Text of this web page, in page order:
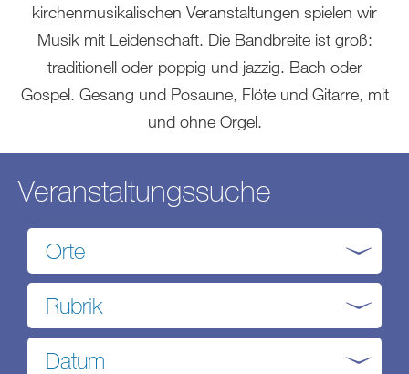
kirchenmusikalischen Veranstaltungen spielen wir
Musik mit Leidenschaft. Die Bandbreite ist groß:
traditionell oder poppig und jazzig. Bach oder
Gospel. Gesang und Posaune, Flöte und Gitarre, mit
und ohne Orgel.
Veranstaltungssuche
Orte
Rubrik
Datum